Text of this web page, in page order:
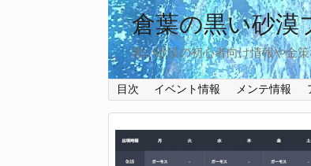
倉葉の黒い砂漠
黒い砂漠の初心者向け情報や金
目次 イベント情報 メンテ情報